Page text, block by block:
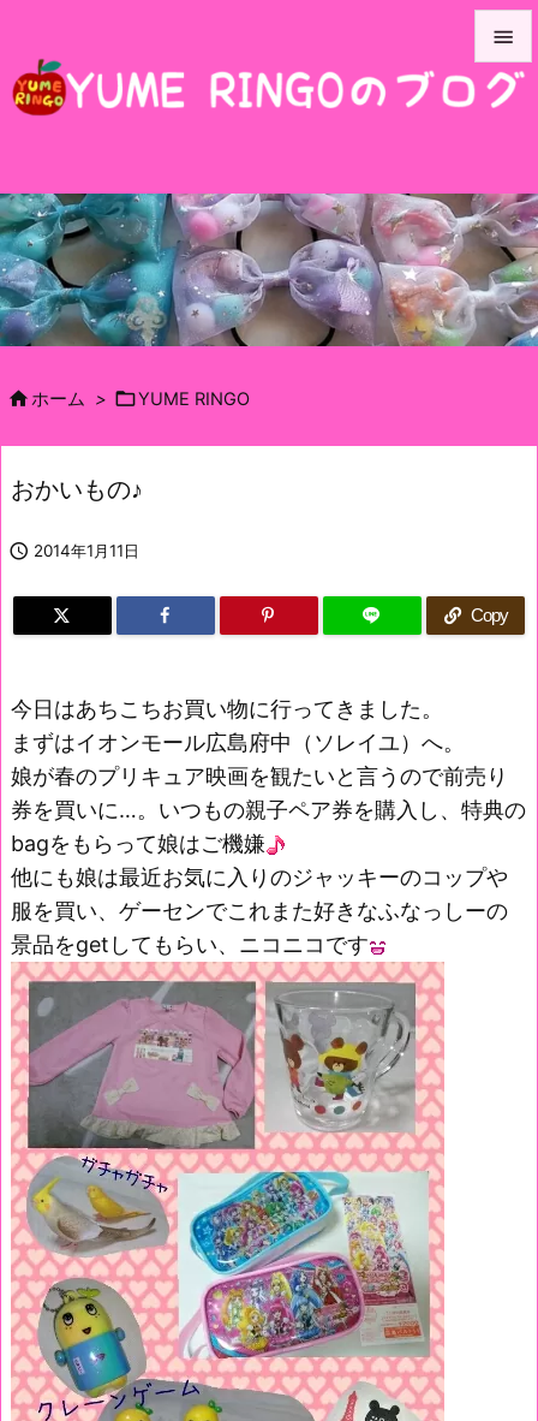



前へ

次へ

ホーム > YUME RINGO
おかいもの♪
 2014年1月11日
Copy
今日はあちこちお買い物に行ってきました。
まずはイオンモール広島府中（ソレイユ）へ。
娘が春のプリキュア映画を観たいと言うので前売り
券を買いに…。いつもの親子ペア券を購入し、特典の
bagをもらって娘はご機嫌
他にも娘は最近お気に入りのジャッキーのコップや
服を買い、ゲーセンでこれまた好きなふなっしーの
景品をgetしてもらい、ニコニコです